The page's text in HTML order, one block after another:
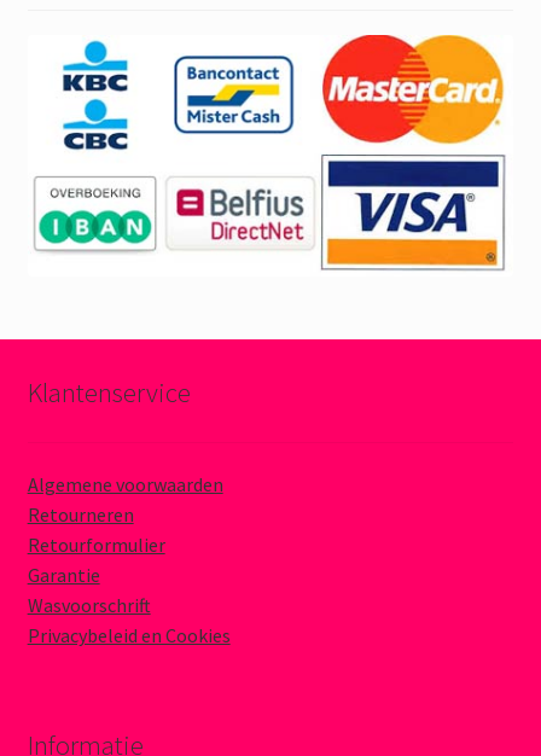
Klantenservice
Algemene voorwaarden
Retourneren
Retourformulier
Garantie
Wasvoorschrift
Privacybeleid en Cookies
Informatie